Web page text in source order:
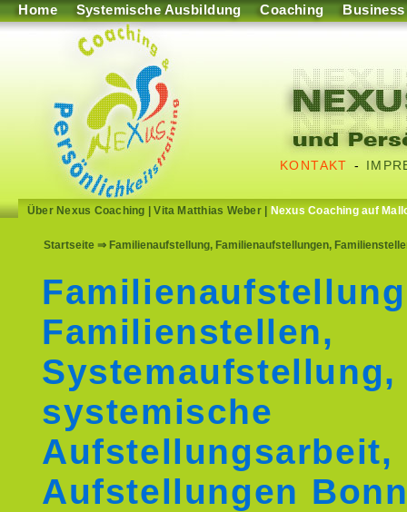
Home Systemische Ausbildung Coaching Business
KONTAKT -
Über Nexus Coaching |Vita Matthias Weber| Nexus Coaching auf
Startseite ⇒ Familienaufstellung, Familienaufstellungen,
Familienstellen,
Systemaufstellung,
systemische
Aufstellungsarbeit,
Aufstellungen